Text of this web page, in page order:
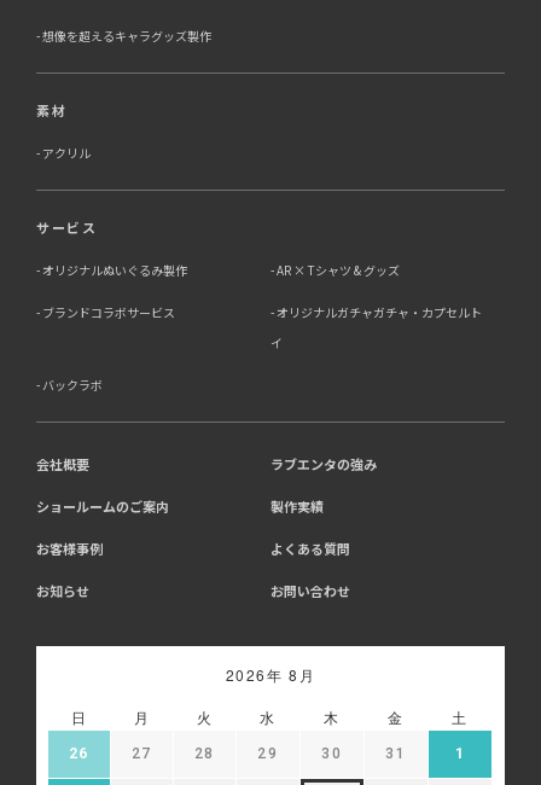
想像を超えるキャラグッズ製作
素材
アクリル
サービス
オリジナルぬいぐるみ製作 AR × Tシャツ & グッズ
ブランドコラボサービス
オリジナルガチャガチャ・カプセルト
イ
バックラボ
会社概要 ラブエンタの強み
ショールームのご案内 製作実績
お客様事例 よくある質問
お知らせ お問い合わせ
2026年 8月
日 月 火 水 木 金 土
26 27 28 29 30 31 1